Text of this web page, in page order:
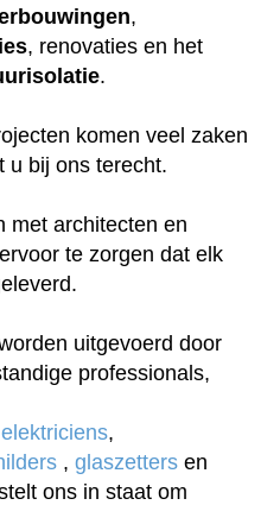
,
, renovaties en het
.
komen veel zaken
u bij ons terecht.
met architecten en
te zorgen dat elk
uitgevoerd door
professionals,
elektriciens,
, glaszetters en
ons in staat om